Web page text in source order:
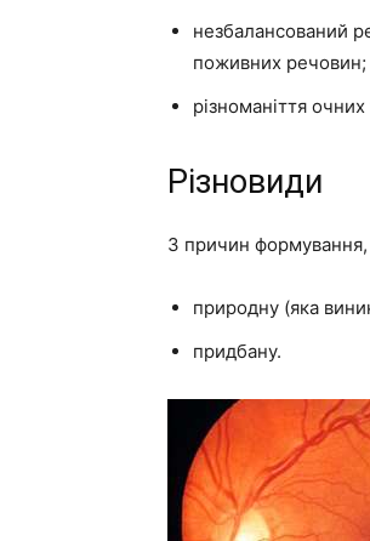
незбалансований
поживних речовин;
різноманіття
Різновиди
З причин формування,
природну (яка
придбану.